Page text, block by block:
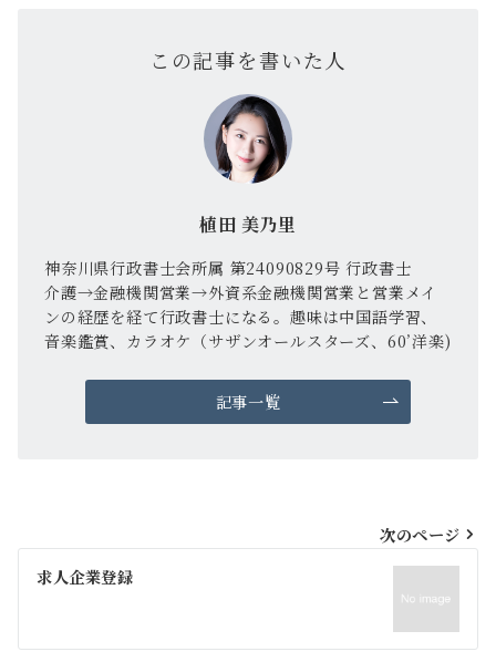
この記事を書いた人
植田 美乃里
神奈川県行政書士会所属 第24090829号 行政書士
介護→金融機関営業→外資系金融機関営業と営業メイ
ンの経歴を経て行政書士になる。趣味は中国語学習、
音楽鑑賞、カラオケ（サザンオールスターズ、60’洋楽)
記事一覧
稿
ビ
次のページ
求人企業登録